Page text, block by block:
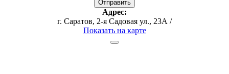
Адрес:
г. Саратов, 2-я Садовая ул., 23А /
Показать на карте